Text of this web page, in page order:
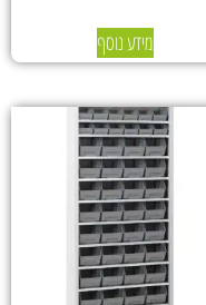
מידע נוסף